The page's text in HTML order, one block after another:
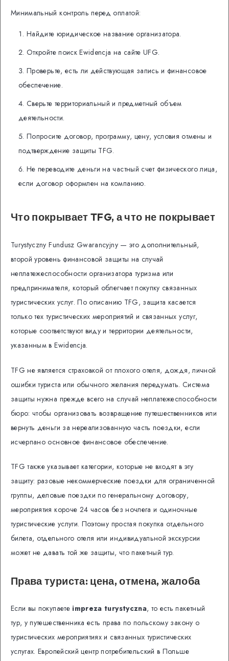
Минимальный контроль перед оплатой:
Найдите юридическое название организатора.
Откройте поиск Ewidencja на сайте UFG.
Проверьте, есть ли действующая запись и финансовое
обеспечение.
Сверьте территориальный и предметный объем
деятельности.
Попросите договор, программу, цену, условия отмены и
подтверждение защиты TFG.
Не переводите деньги на частный счет физического лица,
если договор оформлен на компанию.
Что покрывает TFG, а что не покрывает
Turystyczny Fundusz Gwarancyjny — это дополнительный,
второй уровень финансовой защиты на случай
неплатежеспособности организатора туризма или
предпринимателя, который облегчает покупку связанных
туристических услуг. По описанию TFG, защита касается
только тех туристических мероприятий и связанных услуг,
которые соответствуют виду и территории деятельности,
указанным в Ewidencja.
TFG не является страховкой от плохого отеля, дождя, личной
ошибки туриста или обычного желания передумать. Система
защиты нужна прежде всего на случай неплатежеспособности
бюро: чтобы организовать возвращение путешественников или
вернуть деньги за нереализованную часть поездки, если
исчерпано основное финансовое обеспечение.
TFG также указывает категории, которые не входят в эту
защиту: разовые некоммерческие поездки для ограниченной
группы, деловые поездки по генеральному договору,
мероприятия короче 24 часов без ночлега и одиночные
туристические услуги. Поэтому простая покупка отдельного
билета, отдельного отеля или индивидуальной экскурсии
может не давать той же защиты, что пакетный тур.
Права туриста: цена, отмена, жалоба
Если вы покупаете impreza turystyczna, то есть пакетный
тур, у путешественника есть права по польскому закону о
туристических мероприятиях и связанных туристических
услугах. Европейский центр потребительский в Польше